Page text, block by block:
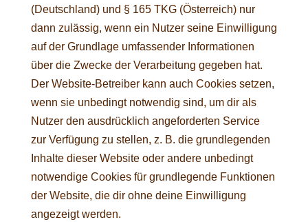
(Deutschland) und § 165 TKG (Österreich) nur
dann zulässig, wenn ein Nutzer seine Einwilligung
auf der Grundlage umfassender Informationen
über die Zwecke der Verarbeitung gegeben hat.
Der Website-Betreiber kann auch Cookies setzen,
wenn sie unbedingt notwendig sind, um dir als
Nutzer den ausdrücklich angeforderten Service
zur Verfügung zu stellen, z. B. die grundlegenden
Inhalte dieser Website oder andere unbedingt
notwendige Cookies für grundlegende Funktionen
der Website, die dir ohne deine Einwilligung
angezeigt werden.